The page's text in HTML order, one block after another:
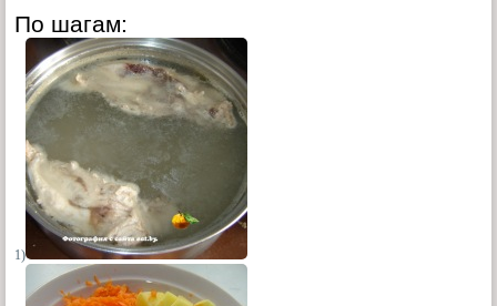
По шагам:
1)